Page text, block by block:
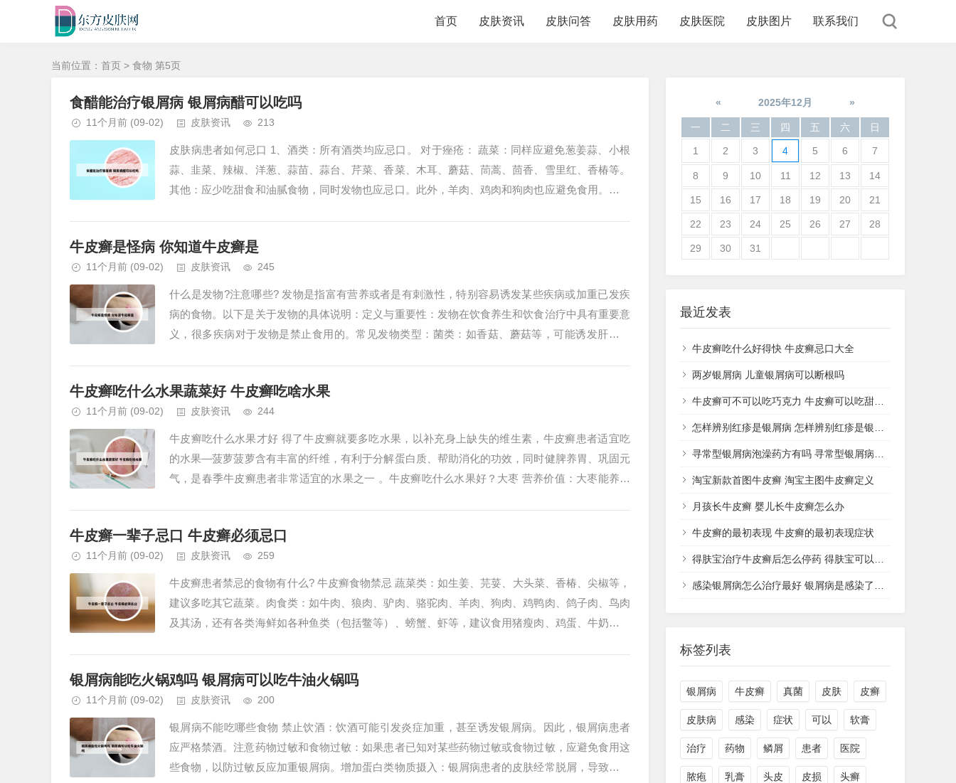
首页 皮肤资讯 皮肤问答 皮肤用药 皮肤医院 皮肤图片 联系我们
当前位置： 首页 > 食物 第5页
食醋能治疗银屑病 银屑病醋可以吃吗
11个月前 (09-02) 皮肤资讯 213
皮肤病患者如何忌口 1、酒类：所有酒类均应忌口。 对于痤疮： 蔬菜：同样应避免葱姜蒜、小根
蒜、韭菜、辣椒、洋葱、蒜苗、蒜台、芹菜、香菜、木耳、蘑菇、茼蒿、茴香、雪里红、香椿等。
其他：应少吃甜食和油腻食物，同时发物也应忌口。此外，羊肉、鸡肉和狗肉也应避免食用。以上
牛皮癣是怪病 你知道牛皮癣是
11个月前 (09-02) 皮肤资讯 245
什么是发物?注意哪些? 发物是指富有营养或者是有刺激性，特别容易诱发某些疾病或加重已发疾
病的食物。以下是关于发物的具体说明：定义与重要性：发物在饮食养生和饮食治疗中具有重要意
义，很多疾病对于发物是禁止食用的。常见发物类型：菌类：如香菇、蘑菇等，可能诱发肝阳头
牛皮癣吃什么水果蔬菜好 牛皮癣吃啥水果
11个月前 (09-02) 皮肤资讯 244
牛皮癣吃什么水果才好 得了牛皮癣就要多吃水果，以补充身上缺失的维生素，牛皮癣患者适宜吃
的水果—菠萝菠萝含有丰富的纤维，有利于分解蛋白质、帮助消化的功效，同时健脾养胃、巩固元
气，是春季牛皮癣患者非常适宜的水果之一 。牛皮癣吃什么水果好？大枣 营养价值：大枣能养胃
牛皮癣一辈子忌口 牛皮癣必须忌口
11个月前 (09-02) 皮肤资讯 259
牛皮癣患者禁忌的食物有什么? 牛皮癣食物禁忌 蔬菜类：如生姜、芫荽、大头菜、香椿、尖椒等，
建议多吃其它蔬菜。肉食类：如牛肉、狼肉、驴肉、骆驼肉、羊肉、狗肉、鸡鸭肉、鸽子肉、鸟肉
及其汤，还有各类海鲜如各种鱼类（包括鳖等）、螃蟹、虾等，建议食用猪瘦肉、鸡蛋、牛奶等。
银屑病能吃火锅鸡吗 银屑病可以吃牛油火锅吗
11个月前 (09-02) 皮肤资讯 200
银屑病不能吃哪些食物 禁止饮酒：饮酒可能引发炎症加重，甚至诱发银屑病。因此，银屑病患者
应严格禁酒。注意药物过敏和食物过敏：如果患者已知对某些药物过敏或食物过敏，应避免食用这
些食物，以防过敏反应加重银屑病。增加蛋白类物质摄入：银屑病患者的皮肤经常脱屑，导致蛋白
« 2025年12月 »
一 二 三 四 五 六 日
1 2 3 4 5 6 7
8 9 10 11 12 13 14
15 16 17 18 19 20 21
22 23 24 25 26 27 28
29 30 31
最近发表
牛皮癣吃什么好得快 牛皮癣忌口大全
两岁银屑病 儿童银屑病可以断根吗
牛皮癣可不可以吃巧克力 牛皮癣可以吃甜品吗
怎样辨别红疹是银屑病 怎样辨别红疹是银屑病还是湿疹
寻常型银屑病泡澡药方有吗 寻常型银屑病用什么药洗
淘宝新款首图牛皮癣 淘宝主图牛皮癣定义
月孩长牛皮癣 婴儿长牛皮癣怎么办
牛皮癣的最初表现 牛皮癣的最初表现症状
得肤宝治疗牛皮癣后怎么停药 得肤宝可以治疗湿疹吗
感染银屑病怎么治疗最好 银屑病是感染了什么病菌
标签列表
银屑病 牛皮癣 真菌 皮肤 皮癣
皮肤病 感染 症状 可以 软膏
治疗 药物 鳞屑 患者 医院
脓疱 乳膏 头皮 皮损 头癣